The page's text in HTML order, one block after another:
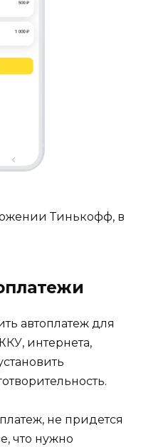
Тинькофф, в
автоплатеж для
интернета,
не придется
что нужно